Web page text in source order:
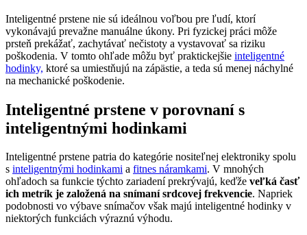
Inteligentné prstene nie sú ideálnou voľbou pre ľudí, ktorí
vykonávajú prevažne manuálne úkony. Pri fyzickej práci môže
prsteň prekážať, zachytávať nečistoty a vystavovať sa riziku
poškodenia. V tomto ohľade môžu byť praktickejšie inteligentné
hodinky, ktoré sa umiestňujú na zápästie, a teda sú menej náchylné
na mechanické poškodenie.
Inteligentné prstene v porovnaní s
inteligentnými hodinkami
Inteligentné prstene patria do kategórie nositeľnej elektroniky spolu
s inteligentnými hodinkami a fitnes náramkami. V mnohých
ohľadoch sa funkcie týchto zariadení prekrývajú, keďže veľká časť
ich metrík je založená na snímaní srdcovej frekvencie. Napriek
podobnosti vo výbave snímačov však majú inteligentné hodinky v
niektorých funkciách výraznú výhodu.